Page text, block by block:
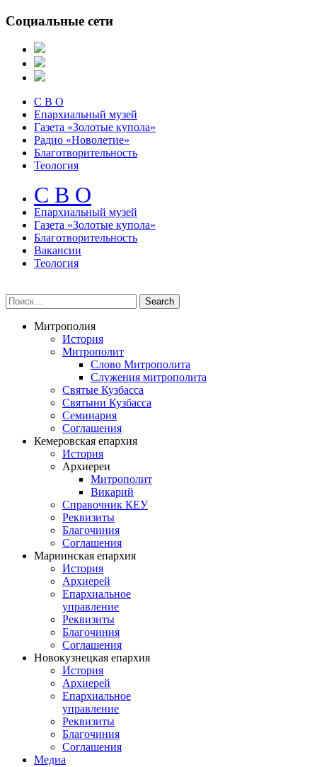
Социальные сети
С В О
Епархиальный музей
Газета «Золотые купола»
Радио «Новолетие»
Благотворительность
Теология
С В О
Епархиальный музeй
Газета «Золотые купола»
Благотворительность
Вакансии
Теология
Митрополия
История
Митрополит
Слово Митрополита
Служения митрополита
Святые Кузбасса
Святыни Кузбасса
Семинария
Соглашения
Кемеровская епархия
История
Архиереи
Митрополит
Викарий
Справочник КЕУ
Реквизиты
Благочиния
Соглашения
Мариинская епархия
История
Архиерей
Епархиальное
управление
Реквизиты
Благочиния
Соглашения
Новокузнецкая епархия
История
Архиерей
Епархиальное
управление
Реквизиты
Благочиния
Соглашения
Медиа